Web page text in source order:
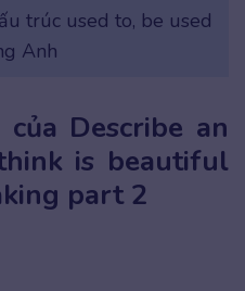
trúc used to, be used
Anh
Describe an
is beautiful
part 2